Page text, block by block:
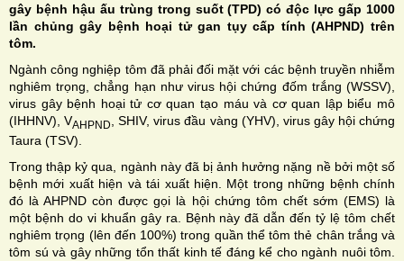
gây bệnh hậu ấu trùng trong suốt (TPD) có độc lực gấp 1000
lần chủng gây bệnh hoại tử gan tụy cấp tính (AHPND) trên
tôm.
Ngành công nghiệp tôm đã phải đối mặt với các bệnh truyền nhiễm
nghiêm trọng, chẳng hạn như virus hội chứng đốm trắng (WSSV),
virus gây bệnh hoại tử cơ quan tạo máu và cơ quan lập biểu mô
(IHHNV), VAHPND
, SHIV, virus đầu vàng (YHV), virus gây hội chứng
Taura (TSV).
Trong thập kỷ qua, ngành này đã bị ảnh hưởng nặng nề bởi một số
bệnh mới xuất hiện và tái xuất hiện. Một trong những bệnh chính
đó là AHPND còn được gọi là hội chứng tôm chết sớm (EMS) là
một bệnh do vi khuẩn gây ra. Bệnh này đã dẫn đến tỷ lệ tôm chết
nghiêm trọng (lên đến 100%) trong quần thể tôm thẻ chân trắng và
tôm sú và gây những tổn thất kinh tế đáng kể cho ngành nuôi tôm.